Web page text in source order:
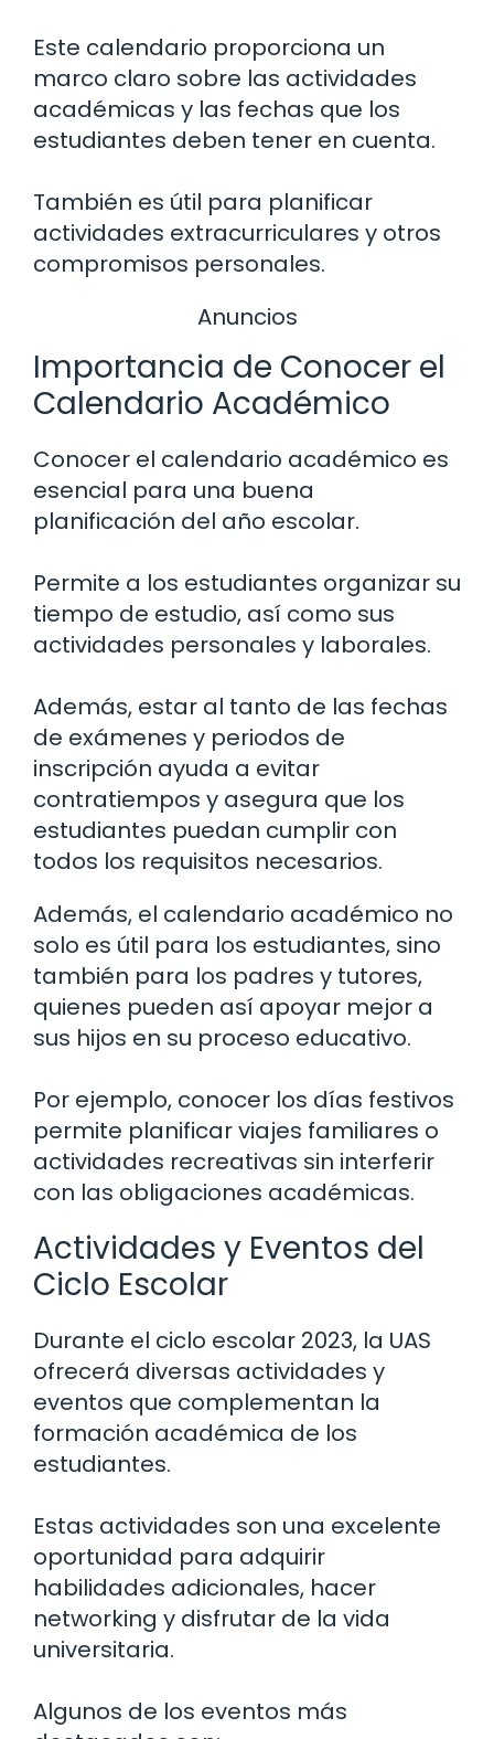
Este calendario proporciona un
marco claro sobre las actividades
académicas y las fechas que los
estudiantes deben tener en cuenta.
También es útil para planificar
actividades extracurriculares y otros
compromisos personales.
Anuncios
Importancia de Conocer el
Calendario Académico
Conocer el calendario académico es
esencial para una buena
planificación del año escolar.
Permite a los estudiantes organizar su
tiempo de estudio, así como sus
actividades personales y laborales.
Además, estar al tanto de las fechas
de exámenes y periodos de
inscripción ayuda a evitar
contratiempos y asegura que los
estudiantes puedan cumplir con
todos los requisitos necesarios.
Además, el calendario académico no
solo es útil para los estudiantes, sino
también para los padres y tutores,
quienes pueden así apoyar mejor a
sus hijos en su proceso educativo.
Por ejemplo, conocer los días festivos
permite planificar viajes familiares o
actividades recreativas sin interferir
con las obligaciones académicas.
Actividades y Eventos del
Ciclo Escolar
Durante el ciclo escolar 2023, la UAS
ofrecerá diversas actividades y
eventos que complementan la
formación académica de los
estudiantes.
Estas actividades son una excelente
oportunidad para adquirir
habilidades adicionales, hacer
networking y disfrutar de la vida
universitaria.
Algunos de los eventos más